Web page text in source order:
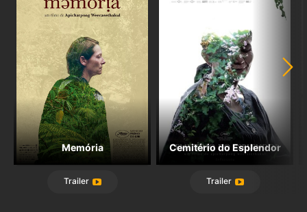
Memória
Trailer
Cemitério do Esplendor
Trailer